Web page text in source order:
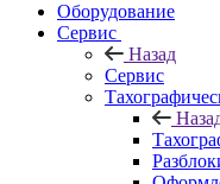
Оборудование
Сервис
Назад
Сервис